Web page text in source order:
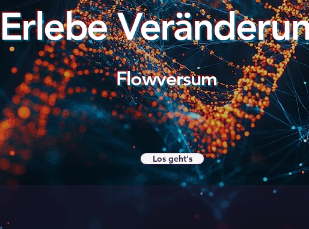
Erlebe
Flowversum
Los geht's